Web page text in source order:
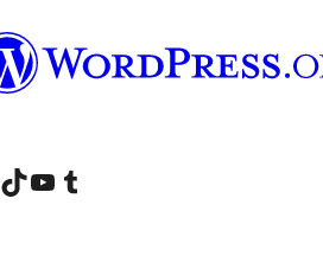
TikTok アカウントへYouTube チャンネルへ Tumblr アカウントへ